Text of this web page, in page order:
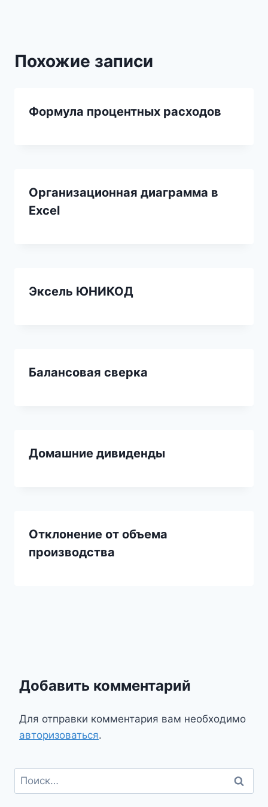
Похожие записи
Формула процентных расходов
Организационная диаграмма в
Excel
Эксель ЮНИКОД
Балансовая сверка
Домашние дивиденды
Отклонение от объема
производства
Добавить комментарий
Для отправки комментария вам необходимо
авторизоваться.
Найти: